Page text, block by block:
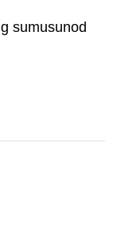
sumusunod